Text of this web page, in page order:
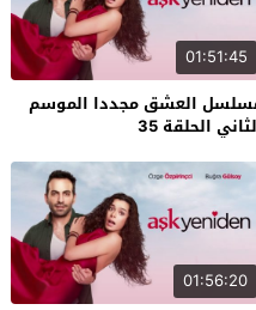
01:51:45
العشق مجددا الموسم
الحلقة 35
01:56:20